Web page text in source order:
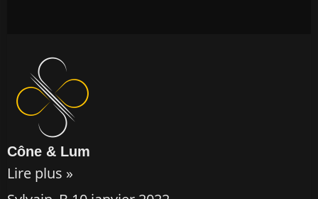
Cône & Lum
Lire plus »